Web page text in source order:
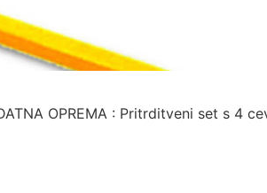
OPREMA : Pritrditveni set s 4